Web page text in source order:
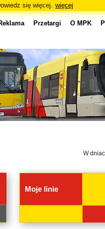
się więcej. więcej
Przetargi O MPK
W
Moje linie